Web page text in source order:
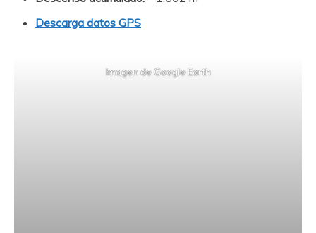
Descarga datos GPS
Imagen de Google Earth